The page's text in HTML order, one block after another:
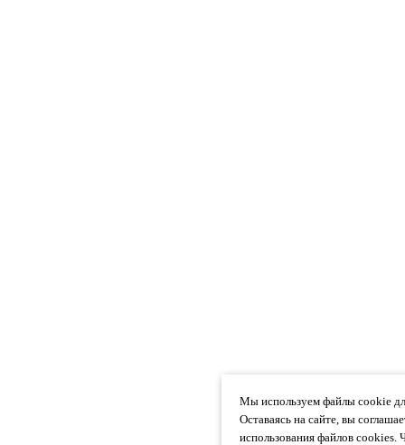
Мы используем файлы cookie
Оставаясь на сайте, вы
использования файлов cookies.